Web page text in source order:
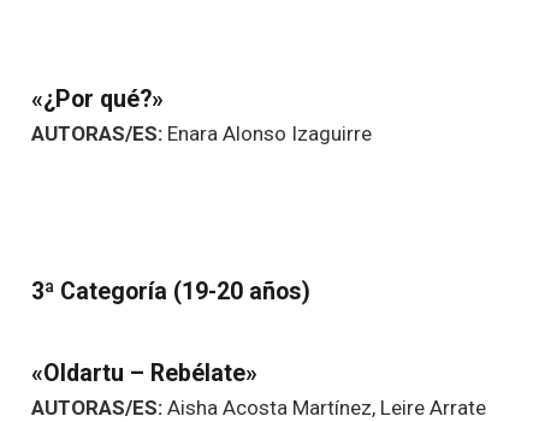
«¿Por qué?»
AUTORAS/ES:Enara Alonso Izaguirre
3ª Categoría (19-20 años)
«Oldartu – Rebélate»
AUTORAS/ES:Aisha Acosta Martínez, Leire Arrate